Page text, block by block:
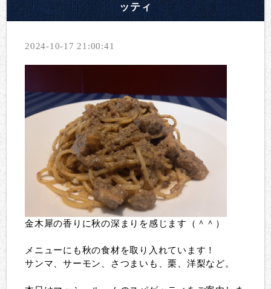
ッティ
2024-10-17 21:00:41
金木犀の香りに秋の深まりを感じます（＾＾）
メニューにも秋の食材を取り入れています！
サンマ、サーモン、さつまいも、栗、洋梨など。